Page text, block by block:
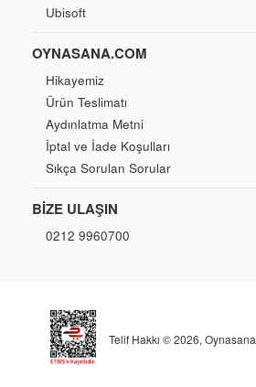
Ubisoft
OYNASANA.COM
Hikayemiz
Ürün Teslimatı
Aydınlatma Metni
İptal ve İade Koşulları
Sıkça Sorulan Sorular
BIZE ULAŞIN
0212 9960700
Telif Hakkı © 2026, Oynasana